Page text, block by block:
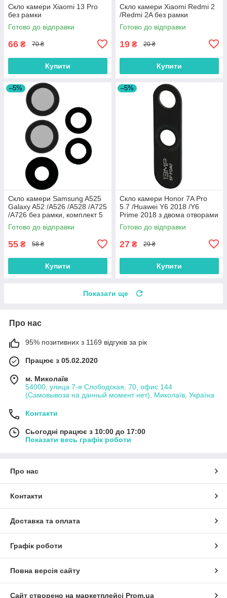
Скло камери Xiaomi 13 Pro
без рамки
Готово до відправки
66 ₴ 70 ₴
Купити
Скло камери Xiaomi Redmi 2
/Redmi 2A без рамки
Готово до відправки
19 ₴ 20 ₴
Купити
–5%
Скло камери Samsung A525
Galaxy A52 /A526 /A528 /A725
/A726 без рамки, комплект 5
шт.
Готово до відправки
55 ₴ 58 ₴
Купити
–5%
Скло камери Honor 7A Pro
5.7 /Huawei Y6 2018 /Y6
Prime 2018 з двома отворами
без рамки
Готово до відправки
27 ₴ 29 ₴
Купити
Показати ще
Про нас
95% позитивних з 1169 відгуків за рік
Працює з 05.02.2020
м. Миколаїв
54000, улица 7-я Слободская, 70, офис 144
(Самовывоза на данный момент нет), Миколаїв, Україна
Контакти
Сьогодні працює з 10:00 до 17:00
Показати весь графік роботи
Про нас
Контакти
Доставка та оплата
Графік роботи
Повна версія сайту
Сайт створено на маркетплейсі Prom.ua